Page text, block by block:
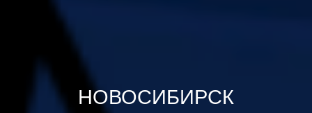
НОВОСИБИРСК